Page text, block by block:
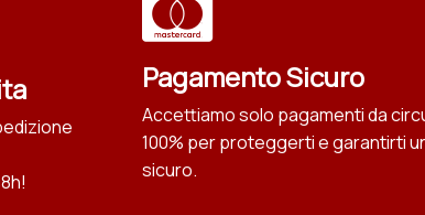
Pagamento Sicuro
Accettiamo solo pagamenti da
100% per proteggerti e garantirti
sicuro.